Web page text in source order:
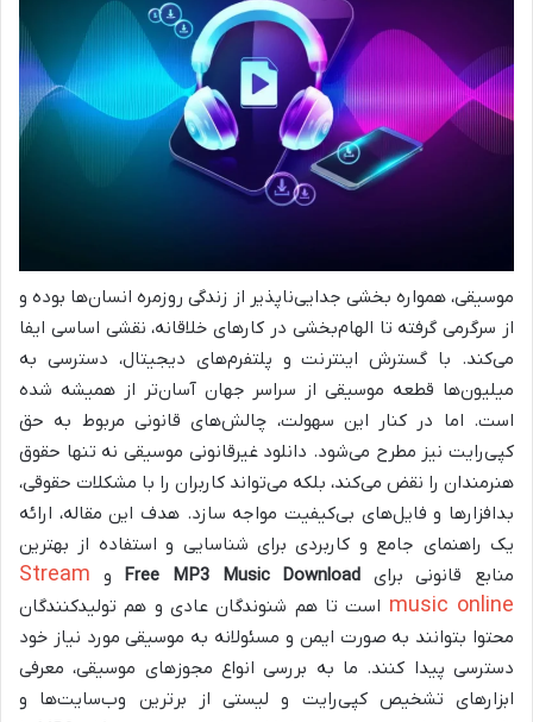
موسیقی، همواره بخشی جدایی‌ناپذیر از زندگی روزمره انسان‌ها بوده و
از سرگرمی گرفته تا الهام‌بخشی در کارهای خلاقانه، نقشی اساسی ایفا
می‌کند. با گسترش اینترنت و پلتفرم‌های دیجیتال، دسترسی به
میلیون‌ها قطعه موسیقی از سراسر جهان آسان‌تر از همیشه شده
است. اما در کنار این سهولت، چالش‌های قانونی مربوط به حق
کپی‌رایت نیز مطرح می‌شود. دانلود غیرقانونی موسیقی نه تنها حقوق
هنرمندان را نقض می‌کند، بلکه می‌تواند کاربران را با مشکلات حقوقی،
بدافزارها و فایل‌های بی‌کیفیت مواجه سازد. هدف این مقاله، ارائه
یک راهنمای جامع و کاربردی برای شناسایی و استفاده از بهترین
منابع قانونی برای Free MP3 Music Download و Stream
music online است تا هم شنوندگان عادی و هم تولیدکنندگان
محتوا بتوانند به صورت ایمن و مسئولانه به موسیقی مورد نیاز خود
دسترسی پیدا کنند. ما به بررسی انواع مجوزهای موسیقی، معرفی
ابزارهای تشخیص کپی‌رایت و لیستی از برترین وب‌سایت‌ها و